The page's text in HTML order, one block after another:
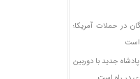
در حملات آمریکا؛
است
شیائومی ۱۸ پرو/ پادشاه جدید با دوربین